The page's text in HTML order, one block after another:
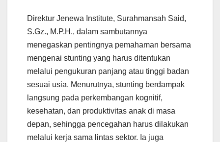
Direktur Jenewa Institute, Surahmansah Said,
S.Gz., M.P.H., dalam sambutannya
menegaskan pentingnya pemahaman bersama
mengenai stunting yang harus ditentukan
melalui pengukuran panjang atau tinggi badan
sesuai usia. Menurutnya, stunting berdampak
langsung pada perkembangan kognitif,
kesehatan, dan produktivitas anak di masa
depan, sehingga pencegahan harus dilakukan
melalui kerja sama lintas sektor. Ia juga